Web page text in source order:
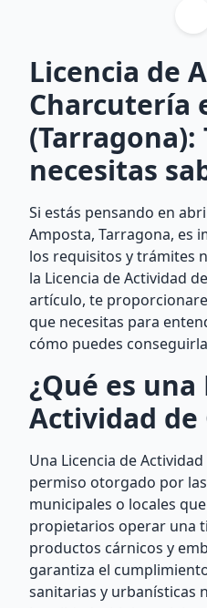
Licencia de
Charcutería
(Tarragona):
necesitas
Si estás pensando en
Amposta, Tarragona, es
los requisitos y trámites
la Licencia de Actividad
artículo, te
que necesitas para
cómo puedes
¿Qué es
Actividad de
Una Licencia de
permiso otorgado por
municipales o locales
propietarios operar una
productos cárnicos y
garantiza el
sanitarias y urbanísticas